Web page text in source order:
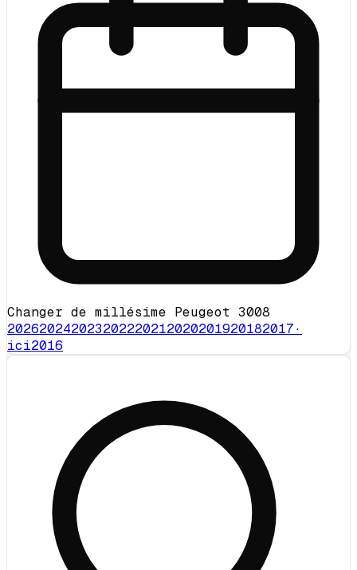
Changer de millésime Peugeot 3008
202620242023202220212020201920182017·
ici2016